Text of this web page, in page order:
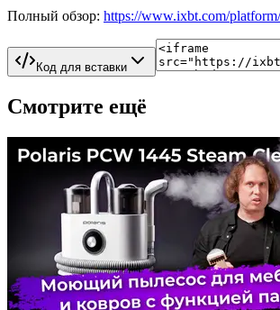
Полный обзор: https://www.ixbt.com/
Код для вставки
Смотрите ещё